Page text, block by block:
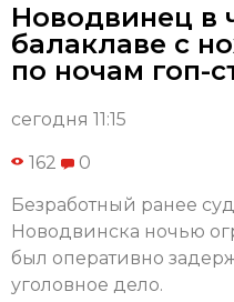
Новодвинец в
балаклаве с
по ночам гоп-
сегодня 11:15
162 0
Безработный ранее
Новодвинска ночью
был оперативно
уголовное дело.